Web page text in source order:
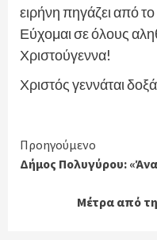
ειρήνη πηγάζει από
Εύχομαι σε όλους
Χριστούγεννα!
Χριστός γεννάται
Continue
Reading
Προηγούμενο
Δήμος Πολυγύρου:
Μέτρα από